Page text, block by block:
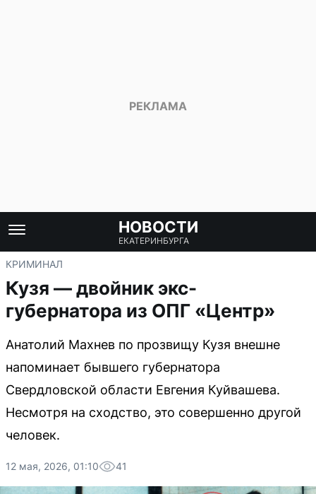
НОВОСТИ
ЕКАТЕРИНБУРГА
КРИМИНАЛ
Кузя — двойник экс-
губернатора из ОПГ «Центр»
Анатолий Махнев по прозвищу Кузя внешне
напоминает бывшего губернатора
Свердловской области Евгения Куйвашева.
Несмотря на сходство, это совершенно другой
человек.
12 мая, 2026, 01:10 41